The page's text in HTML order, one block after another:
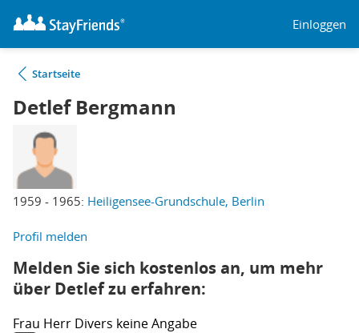
Einloggen
Startseite
Detlef Bergmann
1959 - 1965: Heiligensee-Grundschule, Berlin
Profil melden
Melden Sie sich kostenlos an, um mehr
über Detlef zu erfahren:
Frau Herr Divers keine Angabe